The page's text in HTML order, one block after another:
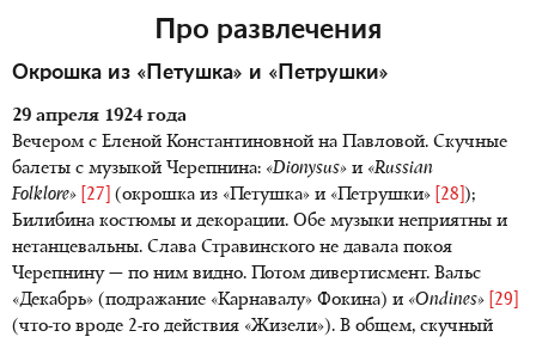
Про развлечения
Окрошка из «Петушка» и «Петрушки»
29 апреля 1924 года
Вечером с Еленой Константиновной на Павловой. Скучные
балеты с музыкой Черепнина: «Dionysus» и «Russian
Folklore» [27] (окрошка из «Петушка» и «Петрушки» [28] );
Билибина костюмы и декорации. Обе музыки неприятны и
нетанцевальны. Слава Стравинского не давала покоя
Черепнину — по ним видно. Потом дивертисмент. Вальс
«Декабрь» (подражание «Карнавалу» Фокина) и «Ondines» [29]
(что-то вроде 2-го действия «Жизели»). В общем, скучный